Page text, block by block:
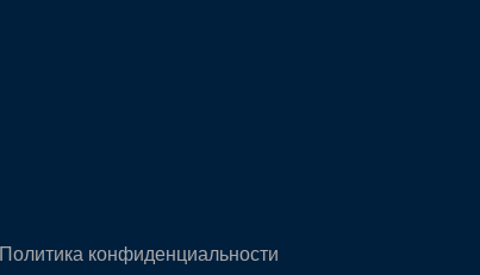
Политика конфиденциальности